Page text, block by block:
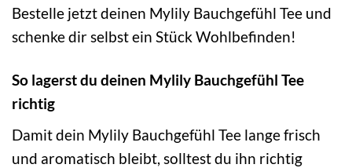
Bestelle jetzt deinen Mylily Bauchgefühl Tee und
schenke dir selbst ein Stück Wohlbefinden!
So lagerst du deinen Mylily Bauchgefühl Tee
richtig
Damit dein Mylily Bauchgefühl Tee lange frisch
und aromatisch bleibt, solltest du ihn richtig